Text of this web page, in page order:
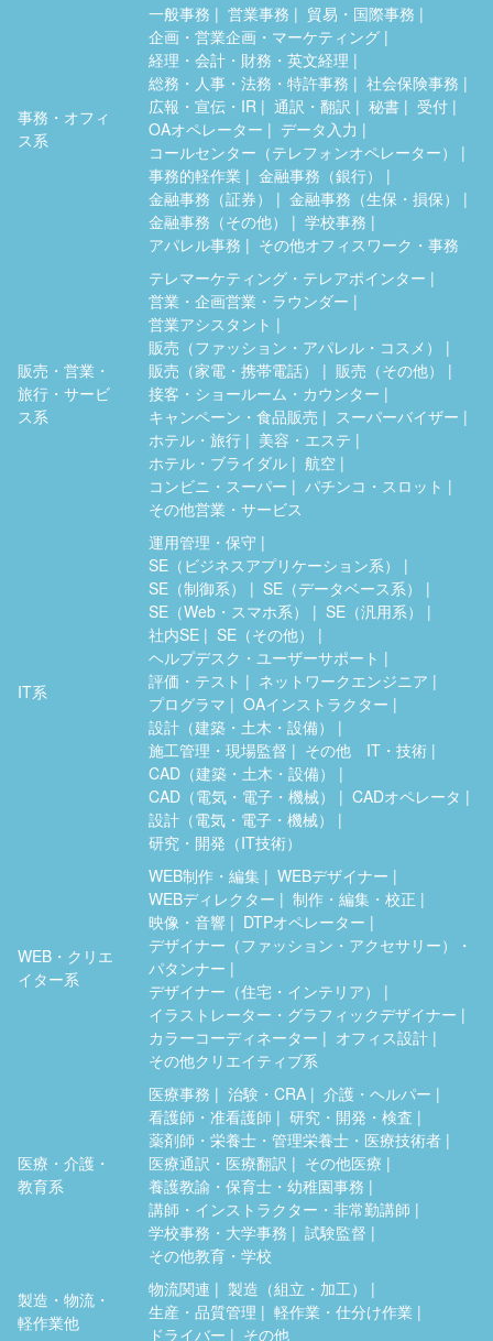
事務・オフィ
ス系
一般事務 営業事務
貿易・国際事務
企画・営業企画・マーケティング
経理・会計・財務・英文経理
総務・人事・法務・特許事務
社会保険事務
広報・宣伝・IR
通訳・翻訳 秘書
受付
OAオペレーター
データ入力
コールセンター（テレフォンオペレーター）
事務的軽作業
金融事務（銀行）
金融事務（証券）
金融事務（生保・損保）
金融事務（その他）
学校事務
アパレル事務
その他オフィスワーク・事務
販売・営業・
旅行・サービ
ス系
テレマーケティング・テレアポインター
営業・企画営業・ラウンダー
営業アシスタント
販売（ファッション・アパレル・コスメ）
販売（家電・携帯電話）
販売（その他）
接客・ショールーム・カウンター
キャンペーン・食品販売
スーパーバイザー
ホテル・旅行
美容・エステ
ホテル・ブライダル
航空
コンビニ・スーパー
パチンコ・スロット
その他営業・サービス
IT系
運用管理・保守
SE（ビジネスアプリケーション系）
SE（制御系）
SE（データベース系）
SE（Web・スマホ系）
SE（汎用系）
社内SE
SE（その他）
ヘルプデスク・ユーザーサポート
評価・テスト
ネットワークエンジニア
プログラマ
OAインストラクター
設計（建築・土木・設備）
施工管理・現場監督
その他 IT・技術
CAD（建築・土木・設備）
CAD（電気・電子・機械）
CADオペレータ
設計（電気・電子・機械）
研究・開発（IT技術）
WEB・クリエ
イター系
WEB制作・編集
WEBデザイナー
WEBディレクター
制作・編集・校正
映像・音響
DTPオペレーター
デザイナー（ファッション・アクセサリー）・
パタンナー
デザイナー（住宅・インテリア）
イラストレーター・グラフィックデザイナー
カラーコーディネーター
オフィス設計
その他クリエイティブ系
医療・介護・
教育系
医療事務 治験・CRA
介護・ヘルパー
看護師・准看護師
研究・開発・検査
薬剤師・栄養士・管理栄養士・医療技術者
医療通訳・医療翻訳
その他医療
養護教諭・保育士・幼稚園事務
講師・インストラクター・非常勤講師
学校事務・大学事務
試験監督
その他教育・学校
製造・物流・
軽作業他
物流関連
製造（組立・加工）
生産・品質管理
軽作業・仕分け作業
ドライバー
その他